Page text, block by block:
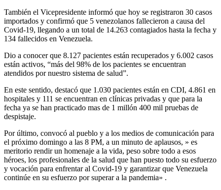
También el Vicepresidente informó que hoy se registraron 30 casos
importados y confirmó que 5 venezolanos fallecieron a causa del
Covid-19, llegando a un total de 14.263 contagiados hasta la fecha y
134 fallecidos en Venezuela.
Dio a conocer que 8.127 pacientes están recuperados y 6.002 casos
están activos, “más del 98% de los pacientes se encuentran
atendidos por nuestro sistema de salud”.
En este sentido, destacó que 1.030 pacientes están en CDI, 4.861 en
hospitales y 111 se encuentran en clínicas privadas y que para la
fecha ya se han practicado mas de 1 millón 400 mil pruebas de
despistaje.
Por último, convocó al pueblo y a los medios de comunicación para
el próximo domingo a las 8 PM, a un minuto de aplausos, » es
meritorio rendir un homenaje a la vida, peso sobre todo a esos
héroes, los profesionales de la salud que han puesto todo su esfuerzo
y vocación para enfrentar al Covid-19 y garantizar que Venezuela
continúe en su esfuerzo por superar a la pandemia» .